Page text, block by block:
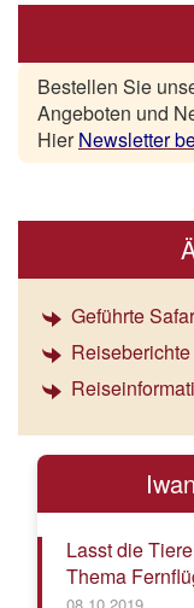
Bestellen Sie
Angeboten und
HierNewsletter
Geführte
Reiseberichte
Lasst die
Thema